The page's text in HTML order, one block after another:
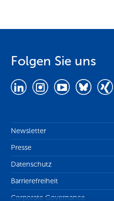
Folgen Sie uns
Newsletter
Presse
Datenschutz
Barrierefreiheit
Corporate Governance